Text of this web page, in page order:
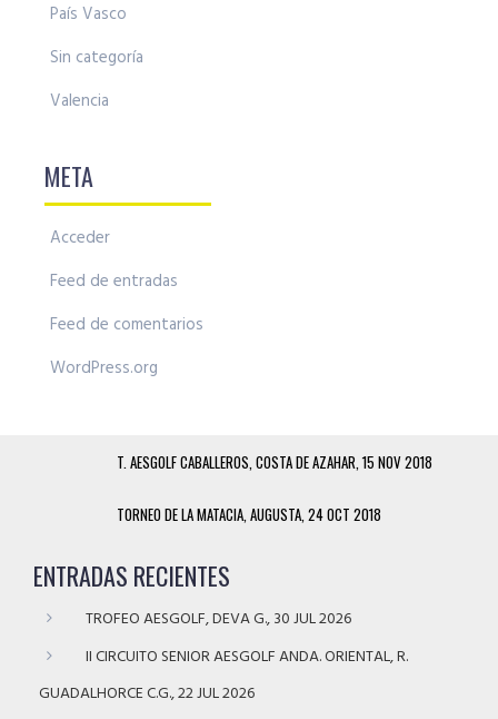
País Vasco
Sin categoría
Valencia
META
Acceder
Feed de entradas
Feed de comentarios
WordPress.org
T. AESGOLF CABALLEROS, COSTA DE AZAHAR, 15 NOV 2018
TORNEO DE LA MATACIA, AUGUSTA, 24 OCT 2018
ENTRADAS RECIENTES
TROFEO AESGOLF, DEVA G., 30 JUL 2026
II CIRCUITO SENIOR AESGOLF ANDA. ORIENTAL, R.
GUADALHORCE C.G., 22 JUL 2026